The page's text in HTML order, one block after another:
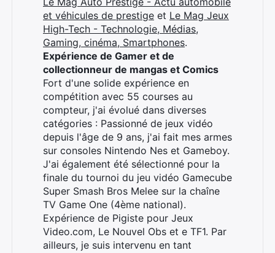
et véhicules de prestige et Le Mag Jeux
High-Tech - Technologie, Médias,
Gaming, cinéma, Smartphones.
Expérience de Gamer et de
collectionneur de mangas et Comics
Fort d'une solide expérience en
compétition avec 55 courses au
compteur, j'ai évolué dans diverses
catégories : Passionné de jeux vidéo
depuis l'âge de 9 ans, j'ai fait mes armes
sur consoles Nintendo Nes et Gameboy.
J'ai également été sélectionné pour la
finale du tournoi du jeu vidéo Gamecube
Super Smash Bros Melee sur la chaîne
TV Game One (4ème national).
Expérience de Pigiste pour Jeux
Video.com, Le Nouvel Obs et e TF1. Par
ailleurs, je suis intervenu en tant
Rechercher
: